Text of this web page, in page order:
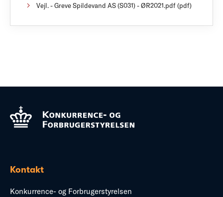
Vejl. - Greve Spildevand AS (S031) - ØR2021.pdf (pdf)
Kontakt
Konkurrence- og Forbrugerstyrelsen